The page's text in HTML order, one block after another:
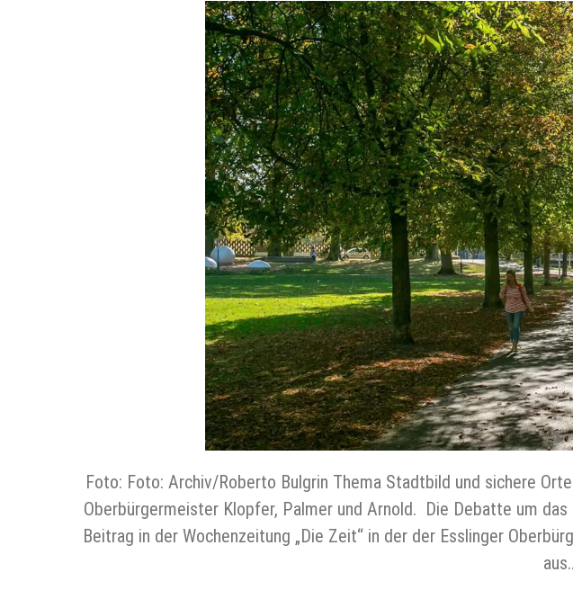
Foto: Foto: Archiv/Roberto Bulgrin Thema Stadtbild und sichere
Oberbürgermeister Klopfer, Palmer und Arnold. Die Debatte um
Beitrag in der Wochenzeitung „Die Zeit“ in der der Esslinger